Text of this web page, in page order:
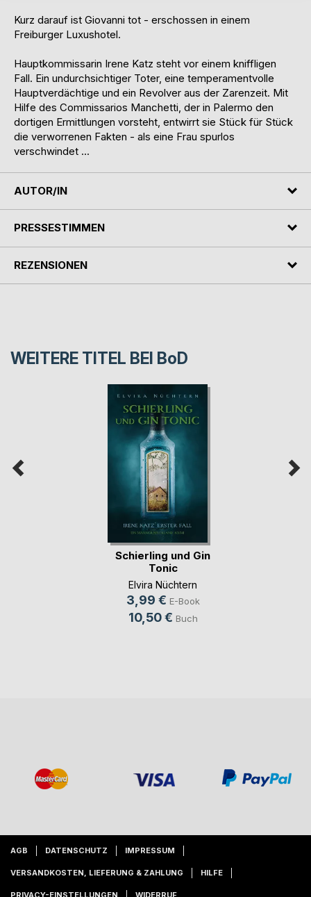
Kurz darauf ist Giovanni tot - erschossen in einem
Freiburger Luxushotel.
Hauptkommissarin Irene Katz steht vor einem kniffligen
Fall. Ein undurchsichtiger Toter, eine temperamentvolle
Hauptverdächtige und ein Revolver aus der Zarenzeit. Mit
Hilfe des Commissarios Manchetti, der in Palermo den
dortigen Ermittlungen vorsteht, entwirrt sie Stück für Stück
die verworrenen Fakten - als eine Frau spurlos
verschwindet ...
AUTOR/IN
PRESSESTIMMEN
REZENSIONEN
WEITERE TITEL BEI BoD
Schierling und Gin
Tonic
Elvira Nüchtern
3,99 € E-Book
10,50 € Buch
AGB DATENSCHUTZ IMPRESSUM
VERSANDKOSTEN, LIEFERUNG & ZAHLUNG HILFE